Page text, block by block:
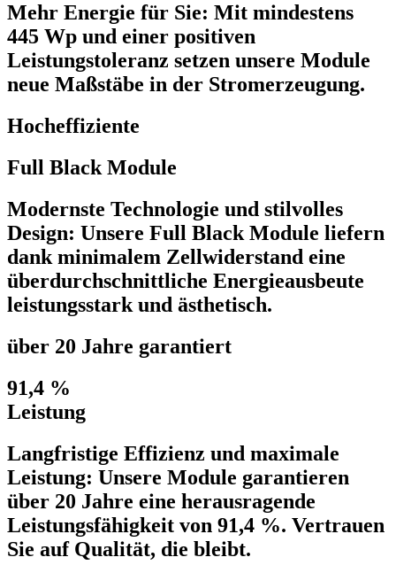
Mehr Energie für Sie: Mit mindestens
445 Wp und einer positiven
Leistungstoleranz setzen unsere Module
neue Maßstäbe in der Stromerzeugung.
Hocheffiziente
Full Black Module
Modernste Technologie und stilvolles
Design: Unsere Full Black Module liefern
dank minimalem Zellwiderstand eine
überdurchschnittliche Energieausbeute
leistungsstark und ästhetisch.
über 20 Jahre garantiert
91,4 %
Leistung
Langfristige Effizienz und maximale
Leistung: Unsere Module garantieren
über 20 Jahre eine herausragende
Leistungsfähigkeit von 91,4 %. Vertrauen
Sie auf Qualität, die bleibt.